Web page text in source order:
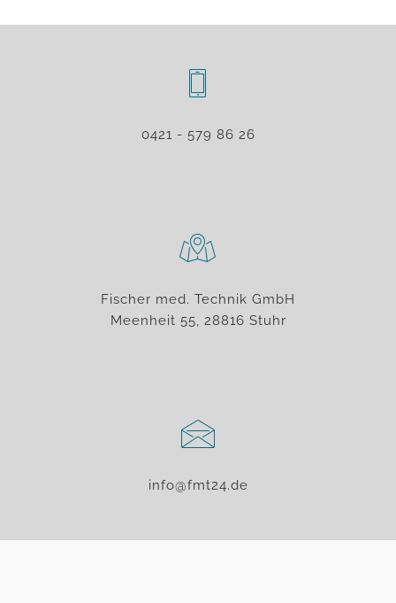
0421 - 579 86 26
Fischer med. Technik GmbH
Meenheit 55, 28816 Stuhr
info@fmt24.de